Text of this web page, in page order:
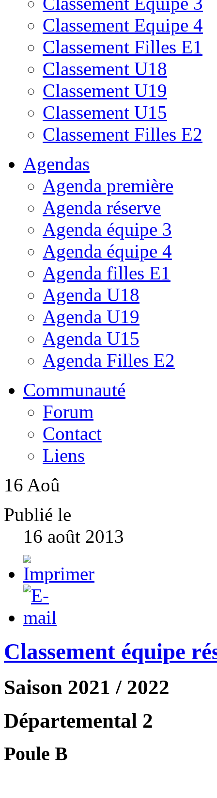
Classement Equipe 4
Classement Filles E1
Classement U18
Classement U19
Classement U15
Classement Filles E2
Agendas
Agenda première
Agenda réserve
Agenda équipe 3
Agenda équipe 4
Agenda filles E1
Agenda U18
Agenda U19
Agenda U15
Agenda Filles E2
Communauté
Forum
Contact
Liens
16 Aoû
Publié le
16 août 2013
Classement équipe
Saison 2021 / 2022
Départemental 2
Poule B